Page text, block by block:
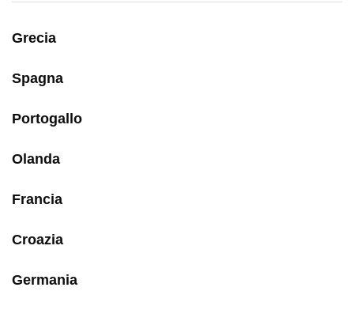
Grecia
Spagna
Portogallo
Olanda
Francia
Croazia
Germania